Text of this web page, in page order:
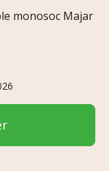
monosoc Majar